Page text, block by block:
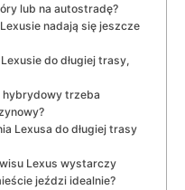
lub na autostradę?
nadają się jeszcze
do długiej trasy,
hybrydowy trzeba
Lexusa do długiej trasy
Lexus wystarczy
jeździ idealnie?